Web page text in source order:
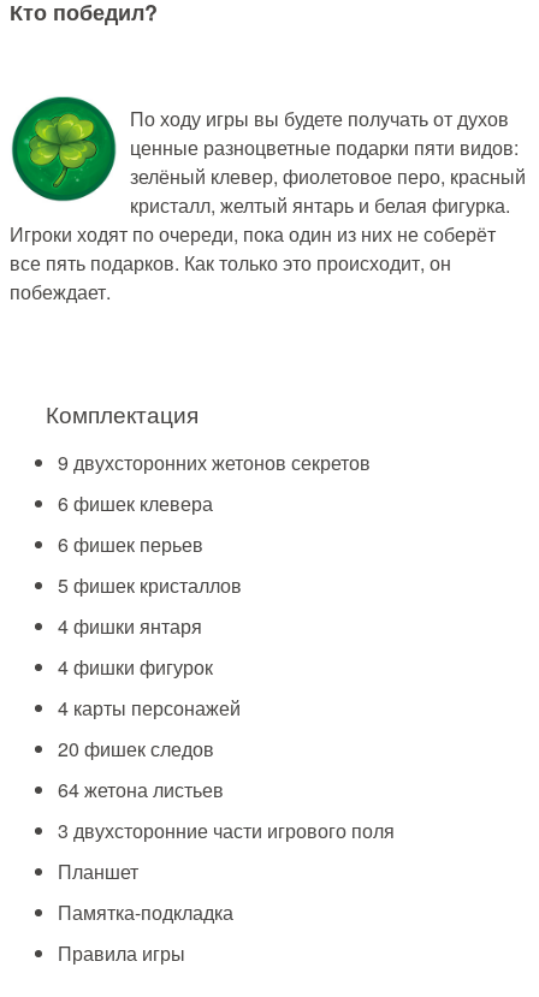
Кто победил?
По ходу игры вы будете получать от духов
ценные разноцветные подарки пяти видов:
зелёный клевер, фиолетовое перо, красный
кристалл, желтый янтарь и белая фигурка.
Игроки ходят по очереди, пока один из них не соберёт
все пять подарков. Как только это происходит, он
побеждает.
Комплектация
9 двухсторонних жетонов секретов
6 фишек клевера
6 фишек перьев
5 фишек кристаллов
4 фишки янтаря
4 фишки фигурок
4 карты персонажей
20 фишек следов
64 жетона листьев
3 двухсторонние части игрового поля
Планшет
Памятка-подкладка
Правила игры